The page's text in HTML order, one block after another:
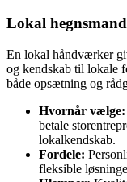
Lokal
En lokal håndværker
og kendskab til lokale
både opsætning og
Hvornår vælge:
betale
lokalkendskab.
Fordele:
fleksible